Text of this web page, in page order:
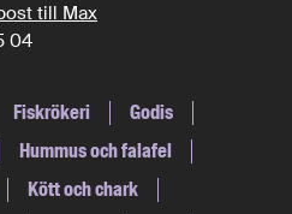
till Max
04
Fiskrökeri
Godis
Hummus och falafel
Kött och chark